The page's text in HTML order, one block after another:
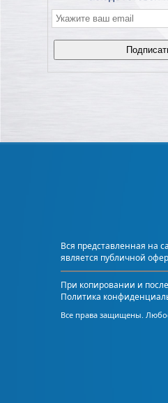
Email*
Вся представленная на
является публичной
При копировании и
Политика
Все права защищены.